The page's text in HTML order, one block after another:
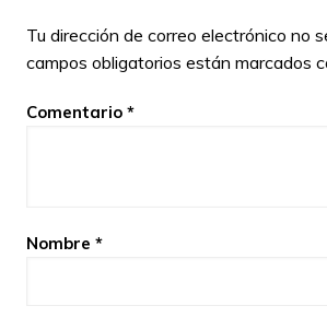
Tu dirección de correo electrónico no
campos obligatorios están marcados
Comentario *
Nombre *